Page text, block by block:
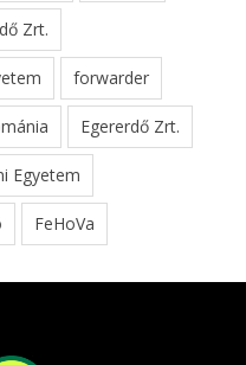
Zrt.
forwarder
Egererdő Zrt.
Egyetem
FeHoVa